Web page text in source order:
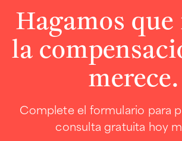
Hagamos
la
merece.
Complete el formulario para
consulta gratuita hoy